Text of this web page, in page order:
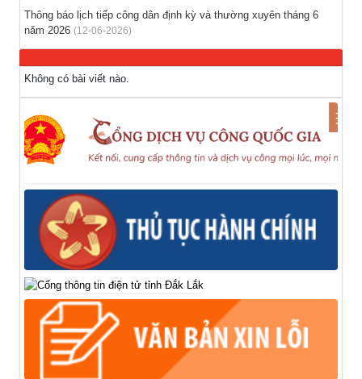
Thông báo lịch tiếp công dân định kỳ và thường xuyên tháng 6
năm 2026 (12-06-2026)
Không có bài viết nào.